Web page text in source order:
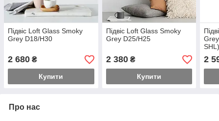
Підвіс Loft Glass Smoky
Grey D18/H30
2 680 ₴
Купити
Підвіс Loft Glass Smoky
Grey D25/H25
2 380₴
Купити
2
Про нас